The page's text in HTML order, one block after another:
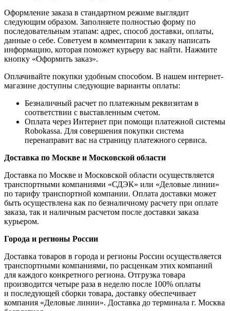
Оформление заказа в стандартном режиме выглядит
следующим образом. Заполняете полностью форму по
последовательным этапам: адрес, способ доставки, оплаты,
данные о себе. Советуем в комментарии к заказу написать
информацию, которая поможет курьеру вас найти. Нажмите
кнопку «Оформить заказ».
Оплачивайте покупки удобным способом. В нашем интернет-
магазине доступны следующие варианты оплаты:
Безналичный расчет по платежным реквизитам в
соответствии с выставленным счетом.
Оплата через Интернет при помощи платежной системы
Robokassa. Для совершения покупки система
перенаправит вас на страницу платежного сервиса.
Доставка по Москве и Московской области
Доставка по Москве и Московской области осуществляется
транспортными компаниями «СДЭК» или «Деловые линии»
по тарифу транспортной компании. Оплата доставки может
быть осуществлена как по безналичному расчету при оплате
заказа, так и наличным расчетом после доставки заказа
курьером.
Города и регионы России
Доставка товаров в города и регионы России осуществляется
транспортными компаниями, по расценкам этих компаний
для каждого конкретного региона. Отгрузка товара
производится четыре раза в неделю после 100% оплаты
и последующей сборки товара, доставку обеспечивает
компания «Деловые линии». Доставка до терминала г. Москва